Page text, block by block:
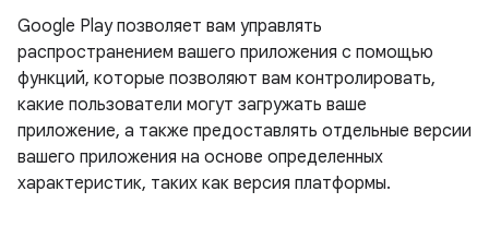
Google Play позволяет вам управлять
распространением вашего приложения с помощью
функций, которые позволяют вам контролировать,
какие пользователи могут загружать ваше
приложение, а также предоставлять отдельные версии
вашего приложения на основе определенных
характеристик, таких как версия платформы.